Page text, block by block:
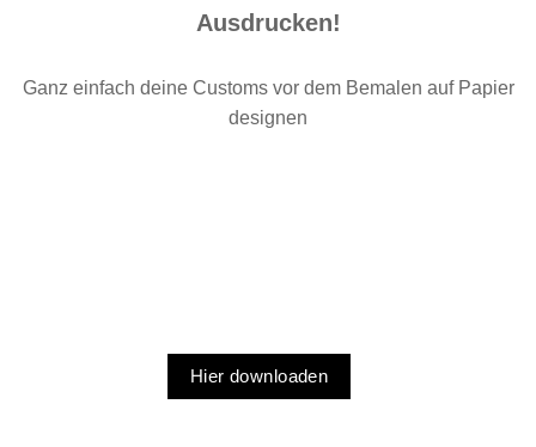
Ausdrucken!
Ganz einfach deine Customs vor dem Bemalen auf Papier
designen
Hier downloaden